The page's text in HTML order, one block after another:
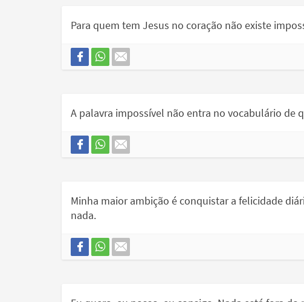
Para quem tem Jesus no coração não existe
A palavra impossível não entra no vocabulário de
Minha maior ambição é conquistar a felicidade
nada.